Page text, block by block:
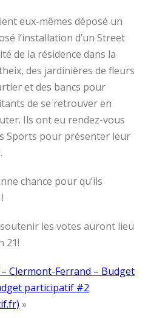
eux-mêmes déposé un
l’installation d’un Street
de la résidence dans la
des jardinières de fleurs
et des bancs pour
de se retrouver en
Ils ont eu rendez-vous
Sports pour présenter leur
chance pour qu’ils
soutenir les votes auront lieu
21!
Clermont-Ferrand – Budget
participatif #2
»